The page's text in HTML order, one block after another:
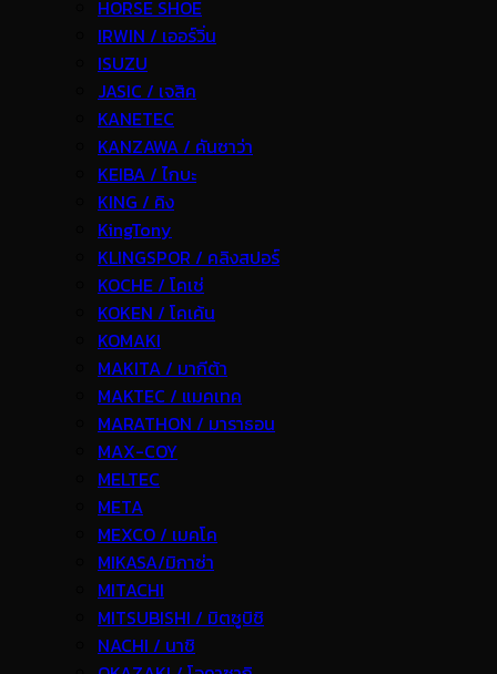
HORSE SHOE
IRWIN / เออร์วิ่น
ISUZU
JASIC / เจสิค
KANETEC
KANZAWA / คันซาว่า
KEIBA / ไกบะ
KING / คิง
KingTony
KLINGSPOR / คลิงสปอร์
KOCHE / โคเช่
KOKEN / โคเค้น
KOMAKI
MAKITA / มากีต้า
MAKTEC / แมคเทค
MARATHON / มาราธอน
MAX-COY
MELTEC
META
MEXCO / เมคโค
MIKASA/มิกาซ่า
MITACHI
MITSUBISHI / มิตซูบิชิ
NACHI / นาชิ